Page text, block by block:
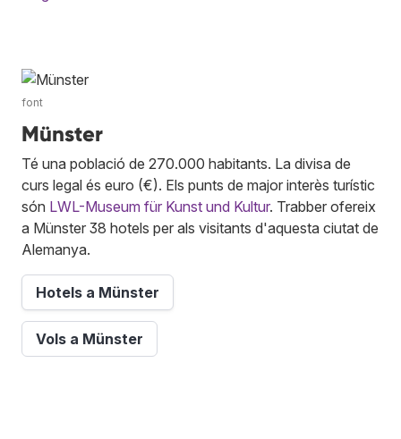
font
Münster
Té una població de 270.000 habitants. La divisa de
curs legal és euro (€). Els punts de major interès turístic
són LWL-Museum für Kunst und Kultur. Trabber ofereix
a Münster 38 hotels per als visitants d'aquesta ciutat de
Alemanya.
Hotels a Münster
Vols a Münster